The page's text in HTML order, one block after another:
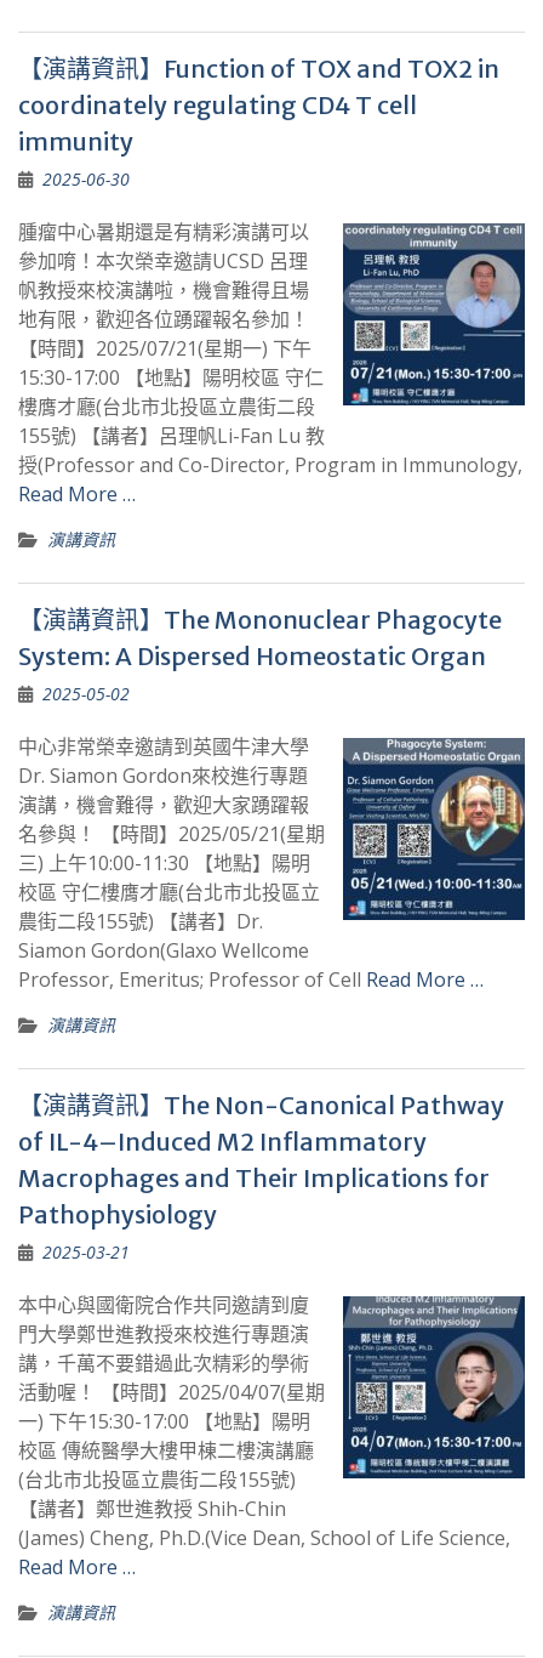
【演講資訊】Function of TOX and TOX2 in
coordinately regulating CD4 T cell
immunity
2025-06-30
腫瘤中心暑期還是有精彩演講可以
參加唷！本次榮幸邀請UCSD 呂理
帆教授來校演講啦，機會難得且場
地有限，歡迎各位踴躍報名參加！
【時間】2025/07/21(星期一) 下午
15:30-17:00 【地點】陽明校區 守仁
樓膺才廳(台北市北投區立農街二段
155號) 【講者】呂理帆Li-Fan Lu 教
授(Professor and Co-Director, Program in Immunology,
Read More …
演講資訊
【演講資訊】The Mononuclear Phagocyte
System: A Dispersed Homeostatic Organ
2025-05-02
中心非常榮幸邀請到英國牛津大學
Dr. Siamon Gordon來校進行專題
演講，機會難得，歡迎大家踴躍報
名參與！ 【時間】2025/05/21(星期
三) 上午10:00-11:30 【地點】陽明
校區 守仁樓膺才廳(台北市北投區立
農街二段155號) 【講者】Dr.
Siamon Gordon(Glaxo Wellcome
Professor, Emeritus; Professor of Cell Read More …
演講資訊
【演講資訊】The Non-Canonical Pathway
of IL-4–Induced M2 Inflammatory
Macrophages and Their Implications for
Pathophysiology
2025-03-21
本中心與國衛院合作共同邀請到廈
門大學鄭世進教授來校進行專題演
講，千萬不要錯過此次精彩的學術
活動喔！ 【時間】2025/04/07(星期
一) 下午15:30-17:00 【地點】陽明
校區 傳統醫學大樓甲棟二樓演講廳
(台北市北投區立農街二段155號)
【講者】鄭世進教授 Shih-Chin
(James) Cheng, Ph.D.(Vice Dean, School of Life Science,
Read More …
演講資訊